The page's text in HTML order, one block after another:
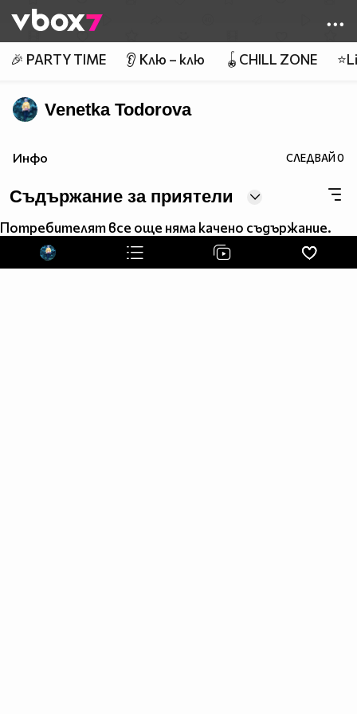
👾
🎉 PARTY TIME 👂 Клю – клю 🪀CHILL ZONE
Venetka Todorova
Инфо СЛЕДВАЙ0
Съдържание за приятели
Потребителят все още няма качено съдържание.